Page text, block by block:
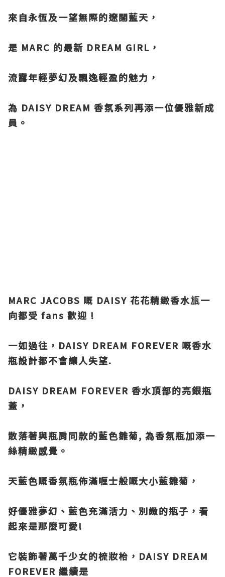
來自永恆及一望無際的遼闊藍天，
是 MARC 的最新 DREAM GIRL，
流露年輕夢幻及飄逸輕盈的魅力，
為 DAISY DREAM 香氛系列再添一位優雅新成
員。
MARC JACOBS 嘅 DAISY 花花精緻香水瓬一
向都受 fans 歡迎 !
一如過往，DAISY DREAM FOREVER 嘅香水
瓶設計都不會讓人失望.
DAISY DREAM FOREVER 香水頂部的亮銀瓶
蓋，
散落著與瓶肩同款的藍色雛菊, 為香氛瓶加添一
絲精緻感覺。
天藍色嘅香氛瓶佈滿喱士般嘅大小藍雛菊，
好優雅夢幻、藍色充滿活力、別緻的瓶子，看
起來是那麼可愛!
它裝飾著萬千少女的梳妝枱，DAISY DREAM
FOREVER 繼續是